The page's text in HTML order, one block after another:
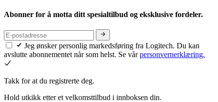
Abonner for å motta ditt spesialtilbud og eksklusive fordeler.
Jeg ønsker personlig markedsføring fra Logitech. Du kan
avslutte abonnementet når som helst. Se vårpersonvernerklæring.
Takk for at du registrerte deg.
Hold utkikk etter et velkomsttilbud i innboksen din.